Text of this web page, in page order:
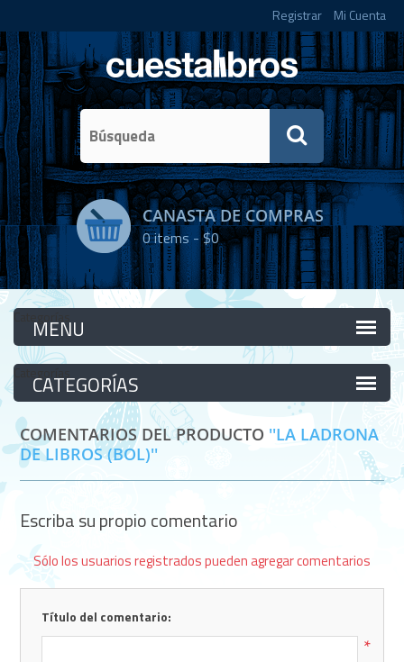
Registrar Mi Cuenta
CANASTA DE COMPRAS
0items -$0
Categorías
Categorías
COMENTARIOS DEL PRODUCTO
LA LADRONA
DE LIBROS (BOL)
Escriba su propio comentario
Sólo los usuarios registrados pueden agregar comentarios
Título del comentario:
*